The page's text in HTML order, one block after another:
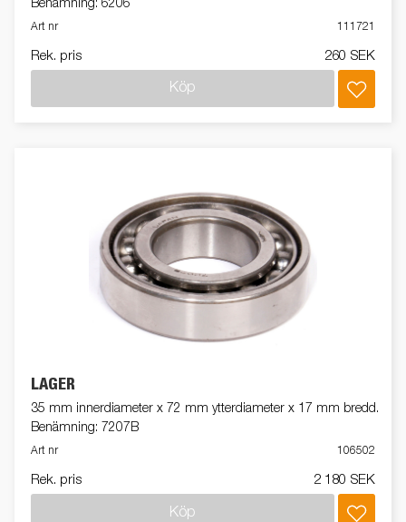
Benämning: 6206
Art nr 111721
Rek. pris 260 SEK
Köp
LAGER
35 mm innerdiameter x 72 mm ytterdiameter x 17 mm bredd.
Benämning: 7207B
Art nr 106502
Rek. pris 2 180 SEK
Köp